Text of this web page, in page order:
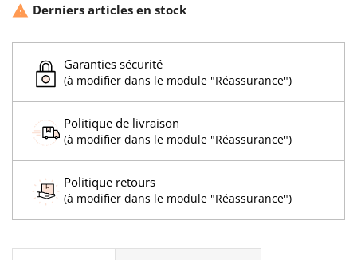
 Derniers articles en stock
Garanties sécurité
(à modifier dans le module "Réassurance")
Politique de livraison
(à modifier dans le module "Réassurance")
Politique retours
(à modifier dans le module "Réassurance")